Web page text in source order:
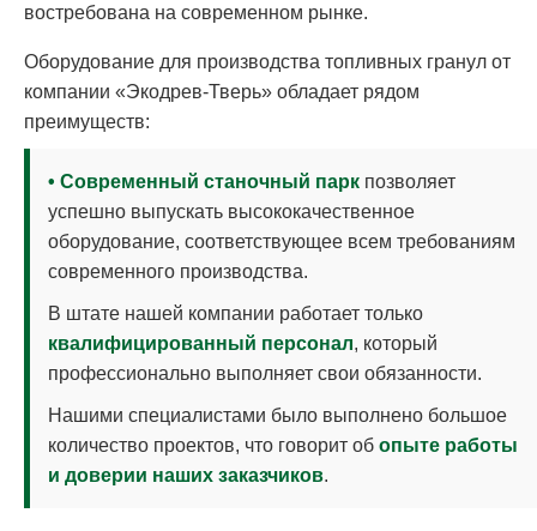
востребована на современном рынке.
Оборудование для производства топливных гранул от
компании «Экодрев-Тверь» обладает рядом
преимуществ:
• Современный станочный парк позволяет
успешно выпускать высококачественное
оборудование, соответствующее всем требованиям
современного производства.
В штате нашей компании работает только
квалифицированный персонал, который
профессионально выполняет свои обязанности.
Нашими специалистами было выполнено большое
количество проектов, что говорит об опыте работы
и доверии наших заказчиков.